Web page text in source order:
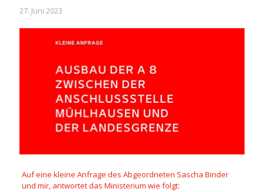
27. Juni 2023
Auf eine kleine Anfrage des Abgeordneten Sascha Binder
und mir, antwortet das Ministerium wie folgt: